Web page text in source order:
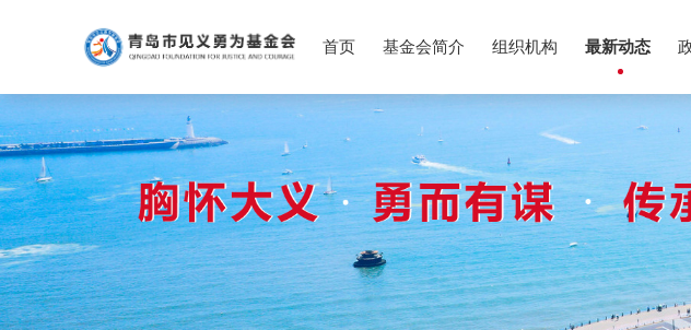
首页 基金会简介 组织机构 最新动态